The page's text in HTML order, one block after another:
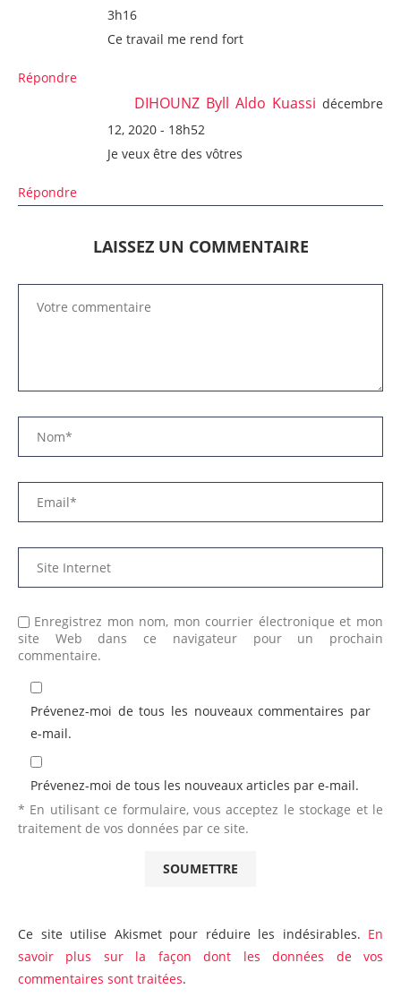
3h16
Ce travail me rend fort
Répondre
DIHOUNZ Byll Aldo Kuassi décembre
12, 2020 - 18h52
Je veux être des vôtres
Répondre
LAISSEZ UN COMMENTAIRE
Enregistrez mon nom, mon courrier électronique et mon
site Web dans ce navigateur pour un prochain
commentaire.
Prévenez-moi de tous les nouveaux commentaires par
e-mail.
Prévenez-moi de tous les nouveaux articles par e-mail.
* En utilisant ce formulaire, vous acceptez le stockage et le
traitement de vos données par ce site.
Ce site utilise Akismet pour réduire les indésirables. En
savoir plus sur la façon dont les données de vos
commentaires sont traitées.